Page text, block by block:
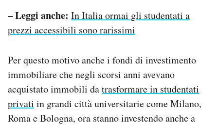
– Leggi anche: In Italia ormai gli studentati a
prezzi accessibili sono rarissimi
Per questo motivo anche i fondi di investimento
immobiliare che negli scorsi anni avevano
acquistato immobili datrasformare in studentati
privati in grandi città universitarie come Milano,
Roma e Bologna, ora stanno investendo anche a